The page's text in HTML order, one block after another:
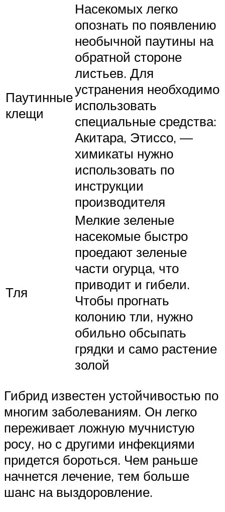
Паутинные
клещи
Насекомых легко
опознать по появлению
необычной паутины на
обратной стороне
листьев. Для
устранения необходимо
использовать
специальные средства:
Акитара, Этиссо, —
химикаты нужно
использовать по
инструкции
производителя
Тля
Мелкие зеленые
насекомые быстро
проедают зеленые
части огурца, что
приводит и гибели.
Чтобы прогнать
колонию тли, нужно
обильно обсыпать
грядки и само растение
золой
Гибрид известен устойчивостью по
многим заболеваниям. Он легко
переживает ложную мучнистую
росу, но с другими инфекциями
придется бороться. Чем раньше
начнется лечение, тем больше
шанс на выздоровление.